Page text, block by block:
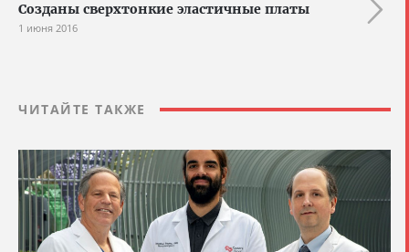
Созданы сверхтонкие эластичные платы
1 июня 2016
ЧИТАЙТЕ ТАКЖЕ